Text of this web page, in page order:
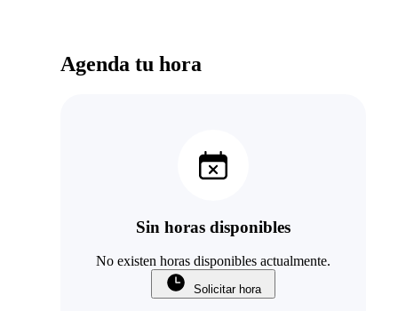
Agenda tu hora
Sin horas disponibles
No existen horas disponibles actualmente.
Solicitar hora